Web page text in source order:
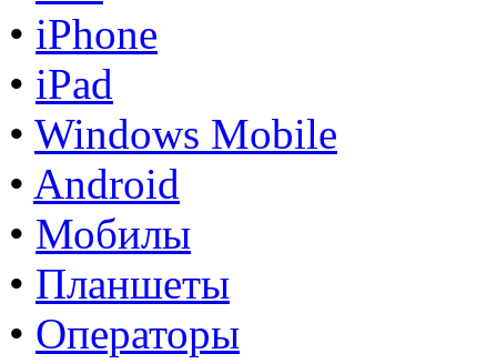
• iPhone
• iPad
• Windows Mobile
• Android
• Мобилы
• Планшеты
• Операторы